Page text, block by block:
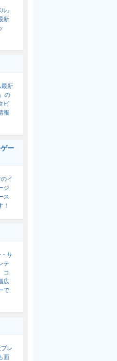
』
新
最新
の
ビ
報
ー
イ
ジ
ス
！
サ
テ
コ
広
で
レ
面